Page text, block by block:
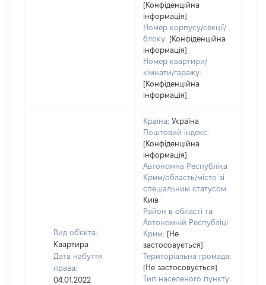
[Конфіденційна
інформація]
Номер корпусу/секції/
блоку: [Конфіденційна
інформація]
Номер квартири/
кімнати/гаражу:
[Конфіденційна
інформація]
Вид об'єкта:
Квартира
Дата набуття
права:
04.01.2022
Країна: Україна
Поштовий індекс:
[Конфіденційна
інформація]
Автономна Республіка
Крим/область/місто зі
спеціальним статусом:
Київ
Район в області та
Автономній Республіці
Крим: [Не
застосовується]
Територіальна громада:
[Не застосовується]
Тип населеного пункту: